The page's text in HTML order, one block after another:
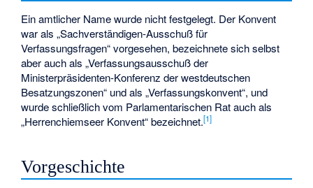
Ein amtlicher Name wurde nicht festgelegt. Der Konvent
war als „Sachverständigen-Ausschuß für
Verfassungsfragen“ vorgesehen, bezeichnete sich selbst
aber auch als „Verfassungsausschuß der
Ministerpräsidenten-Konferenz der westdeutschen
Besatzungszonen“ und als „Verfassungskonvent“, und
wurde schließlich vom Parlamentarischen Rat auch als
„Herrenchiemseer Konvent“ bezeichnet.[1]
Vorgeschichte